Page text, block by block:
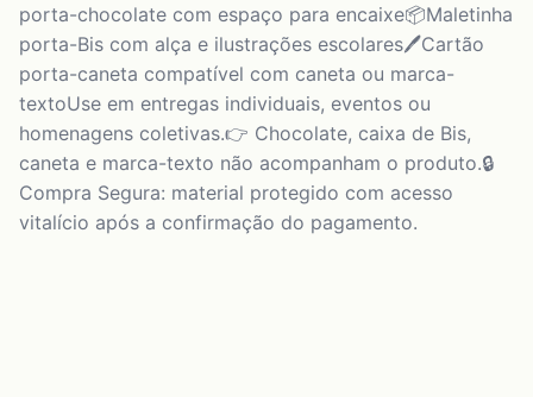
porta-chocolate com espaço para encaixe📦Maletinha
porta-Bis com alça e ilustrações escolares🖊️Cartão
porta-caneta compatível com caneta ou marca-
textoUse em entregas individuais, eventos ou
homenagens coletivas.👉 Chocolate, caixa de Bis,
caneta e marca-texto não acompanham o produto.🔒
Compra Segura: material protegido com acesso
vitalício após a confirmação do pagamento.